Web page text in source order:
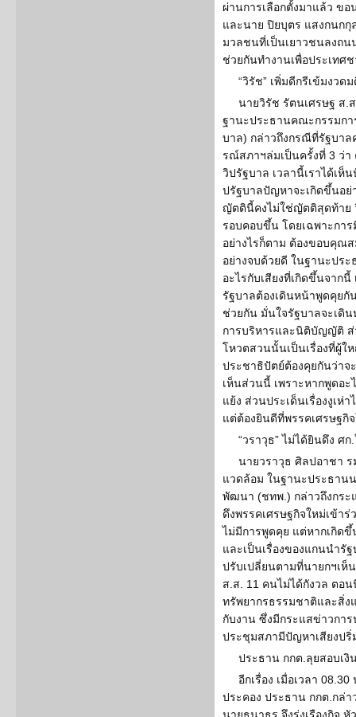
ผ่านการเลือกตั้งมาแล้ว ขอ
และนาย ปิยบุตร แสงกนกกุ
มวลชนที่เป็นเยาวชนลงถน
ช่วยกันทำงานเพื่อประเทศ
“วิรัช” เพิ่มดีกรีเข้มงวด
นายวิรัช รัตนเศรษฐ ส.
ฐานะประธานคณะกรรมก
บาล) กล่าวถึงกรณีที่รัฐบาล
รณ์สภาฯล่มเป็นครั้งที่ 3 ว่
วิปรัฐบาล เวลานี้เราได้เห็
ปรัฐบาลปัญหาจะเกิดขึ้นอย่
ญัตตินี้คงไม่ใช่ญัตติสุดท้าย
รอบคอบขึ้น โดยเฉพาะกา
อย่างไรก็ตาม ต้องขอบคุณ
อย่างจบด้วยดี ในฐานะปร
อะไรกับเสียงที่เกิดขึ้นจาก
รัฐบาลต้องเดินหน้าพูดคุยกั
ช่วยกัน มั่นใจรัฐบาลจะเดิ
การบริหารและนิติบัญญัติ
โหวตสวนนั้นเป็นเรื่องที่ผู้ใ
ประชาธิปัตย์ต้องคุยกันว่าจ
เห็นส่วนนี้ เพราะหากพูดอ
แย้ง ส่วนประเด็นเรื่องงูเห่
แต่ต้องยินดีที่พรรคเศรษฐ
“วราวุธ” ไม่ได้ยินดึง ศ
นายวราวุธ ศิลปอาชา
แวดล้อม ในฐานะประธาน
พัฒนา (ชทพ.) กล่าวถึงกระ
ดึงพรรคเศรษฐกิจใหม่เข้า
ไม่มีการพูดคุย แต่หากเกิดขึ้
และเป็นเรื่องของแกนนำรั
ปรับเปลี่ยนตามที่นายกฯเ
ส.ส. 11 คนไม่ได้กังวล ตอ
ทรัพยากรธรรมชาติและสิ่ง
กับงาน ซึ่งมีกระแสข่าวกา
ประชุมสภามีปัญหาเสียงปริ่
ประธาน กกต.ลุยสอบเงิ
อีกเรื่อง เมื่อเวลา
ประคอง ประธาน กกต.กล่